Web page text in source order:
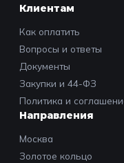
Клиентам
Как оплатить
Вопросы и ответы
Документы
Закупки и 44-ФЗ
Политика и
Направления
Москва
Золотое кольцо